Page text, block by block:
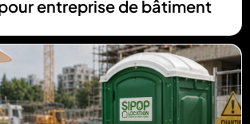
pour entreprise de bâtiment